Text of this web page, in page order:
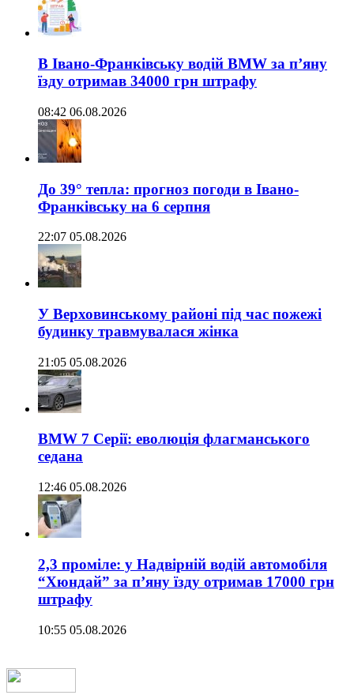
В Івано-Франківську водій BMW за п’яну
їзду отримав 34000 грн штрафу
08:42 06.08.2026
До 39° тепла: прогноз погоди в Івано-
Франківську на 6 серпня
22:07 05.08.2026
У Верховинському районі під час пожежі
будинку травмувалася жінка
21:05 05.08.2026
BMW 7 Серії: еволюція флагманського
седана
12:46 05.08.2026
2,3 проміле: у Надвірній водій автомобіля
“Хюндай” за п’яну їзду отримав 17000 грн
штрафу
10:55 05.08.2026